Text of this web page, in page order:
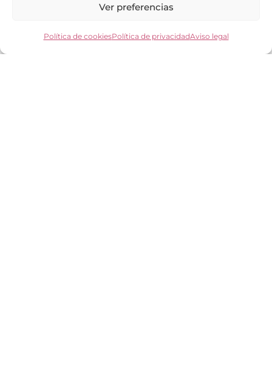
Ver preferencias
Política de cookiesPolítica de privacidadAviso legal